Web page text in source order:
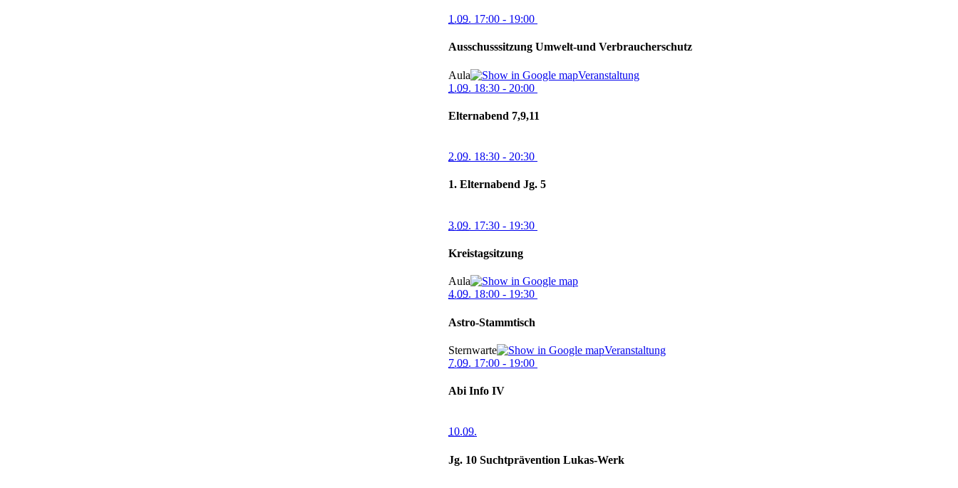
1.09. 17:00 - 19:00
Ausschusssitzung Umwelt-und Verbraucherschutz
Aula
Veranstaltung
1.09. 18:30 - 20:00
Elternabend 7,9,11
2.09. 18:30 - 20:30
1. Elternabend Jg. 5
3.09. 17:30 - 19:30
Kreistagsitzung
Aula
4.09. 18:00 - 19:30
Astro-Stammtisch
Sternwarte
Veranstaltung
7.09. 17:00 - 19:00
Abi Info IV
10.09.
Jg. 10 Suchtprävention Lukas-Werk